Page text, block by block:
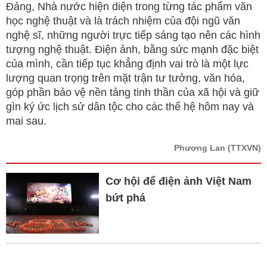
Đảng, Nhà nước hiện diện trong từng tác phẩm văn
học nghệ thuật và là trách nhiệm của đội ngũ văn
nghệ sĩ, những người trực tiếp sáng tạo nên các hình
tượng nghệ thuật. Điện ảnh, bằng sức mạnh đặc biệt
của mình, cần tiếp tục khẳng định vai trò là một lực
lượng quan trọng trên mặt trận tư tưởng, văn hóa,
góp phần bảo vệ nền tảng tinh thần của xã hội và giữ
gìn ký ức lịch sử dân tộc cho các thế hệ hôm nay và
mai sau.
Phương Lan (TTXVN)
Cơ hội để điện ảnh Việt Nam
bứt phá